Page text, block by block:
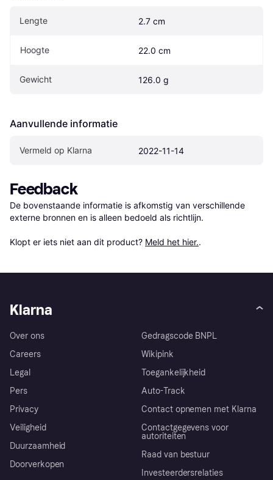
Lengte 2.7 cm
Hoogte 22.0 cm
Gewicht 126.0 g
Aanvullende informatie
Vermeld op Klarna 2022-11-14
Feedback
De bovenstaande informatie is afkomstig van verschillende
externe bronnen en is alleen bedoeld als richtlijn.
Klopt er iets niet aan dit product? Meld het hier..
Klarna
Over ons
Careers
Legal
Pers
Privacy
Veiligheid
Duurzaamheid
Doorverkopen
Gedragscode BNPL
Wikipink
Toegankelijkheid
Auto-Track
Contact opnemen met Klarna
Contactgegevens voor
autoriteiten
Raad van bestuur
Investeerdersrelaties